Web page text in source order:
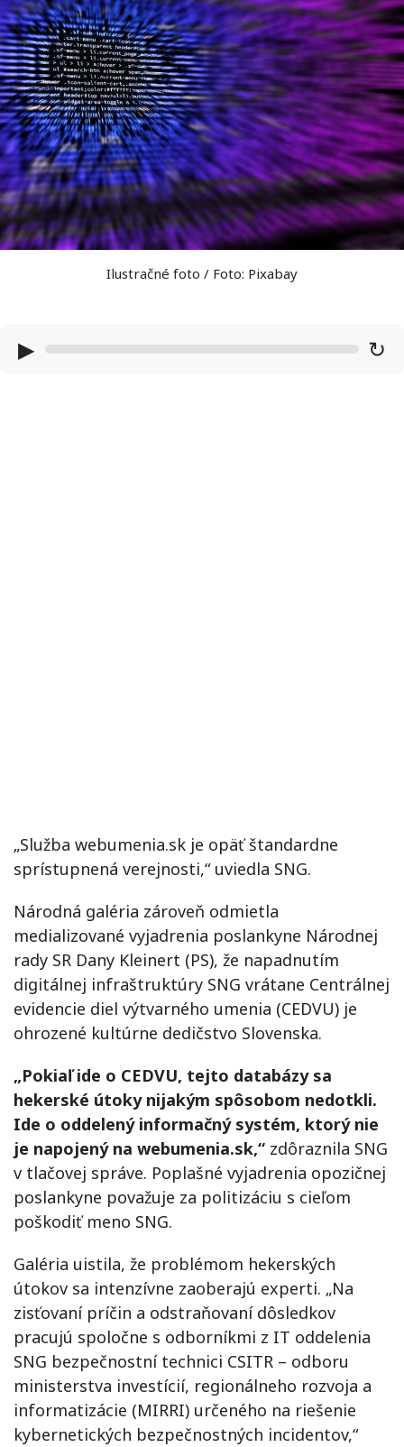
Ilustračné foto / Foto: Pixabay
▶ ↻
„Služba webumenia.sk je opäť štandardne
sprístupnená verejnosti,“ uviedla SNG.
Národná galéria zároveň odmietla
medializované vyjadrenia poslankyne Národnej
rady SR Dany Kleinert (PS), že napadnutím
digitálnej infraštruktúry SNG vrátane Centrálnej
evidencie diel výtvarného umenia (CEDVU) je
ohrozené kultúrne dedičstvo Slovenska.
„Pokiaľ ide o CEDVU, tejto databázy sa
hekerské útoky nijakým spôsobom nedotkli.
Ide o oddelený informačný systém, ktorý nie
je napojený na webumenia.sk,“ zdôraznila SNG
v tlačovej správe. Poplašné vyjadrenia opozičnej
poslankyne považuje za politizáciu s cieľom
poškodiť meno SNG.
Galéria uistila, že problémom hekerských
útokov sa intenzívne zaoberajú experti. „Na
zisťovaní príčin a odstraňovaní dôsledkov
pracujú spoločne s odborníkmi z IT oddelenia
SNG bezpečnostní technici CSITR – odboru
ministerstva investícií, regionálneho rozvoja a
informatizácie (MIRRI) určeného na riešenie
kybernetických bezpečnostných incidentov,“